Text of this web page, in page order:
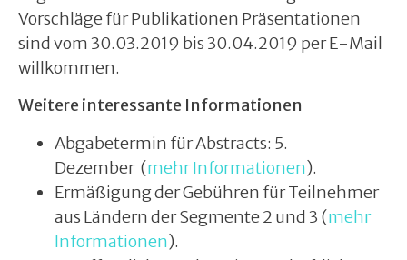
Vorschläge für Publikationen Präsentationen
sind vom 30.03.2019 bis 30.04.2019 per E-Mail
willkommen.
Weitere interessante Informationen
Abgabetermin für Abstracts: 5.
Dezember (mehr Informationen).
Ermäßigung der Gebühren für Teilnehmer
aus Ländern der Segmente 2 und 3 (mehr
Informationen).